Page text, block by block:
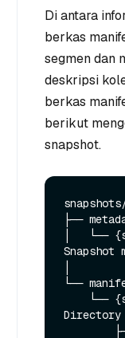
Di antara
berkas
segmen dan
deskripsi
berkas
berikut
snapshot.
├──
│   └──
Snapshot
└──
Directory